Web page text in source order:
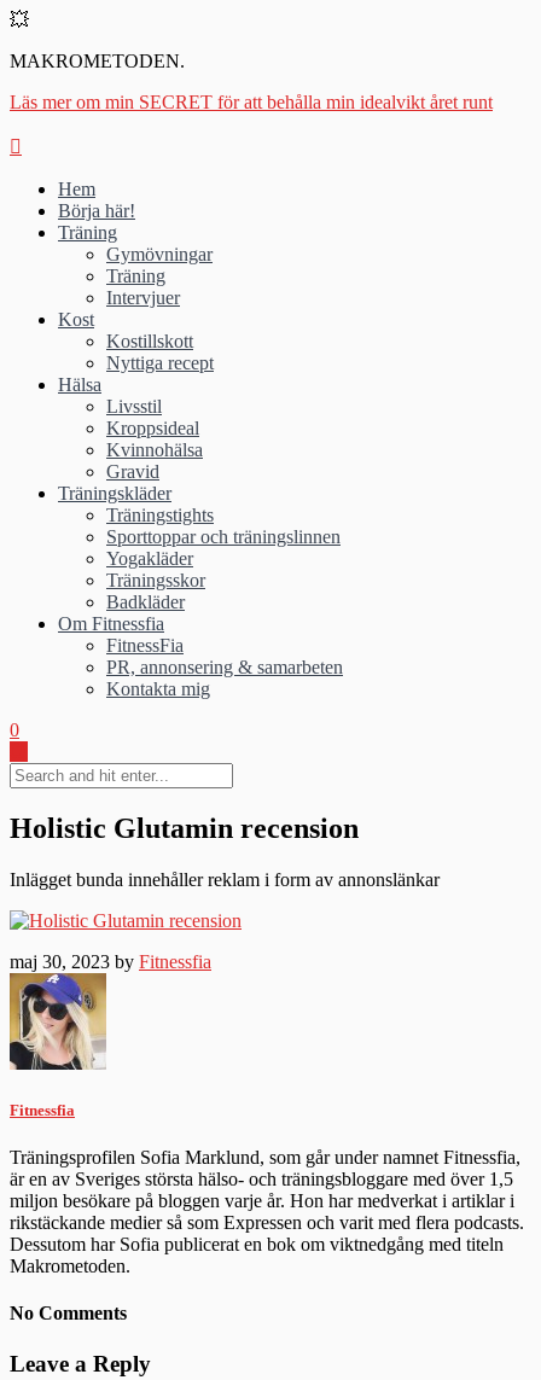
💥
MAKROMETODEN.
Läs mer om min SECRET för att behålla min idealvikt året runt
Hem
Börja här!
Träning
Gymövningar
Träning
Intervjuer
Kost
Kostillskott
Nyttiga recept
Hälsa
Livsstil
Kroppsideal
Kvinnohälsa
Gravid
Träningskläder
Träningstights
Sporttoppar och träningslinnen
Yogakläder
Träningsskor
Badkläder
Om Fitnessfia
FitnessFia
PR, annonsering & samarbeten
Kontakta mig
0
Holistic Glutamin recension
Inlägget bunda innehåller reklam i form av annonslänkar
maj 30, 2023 by Fitnessfia
Fitnessfia
Träningsprofilen Sofia Marklund, som går under namnet Fitnessfia,
är en av Sveriges största hälso- och träningsbloggare med över 1,5
miljon besökare på bloggen varje år. Hon har medverkat i artiklar i
rikstäckande medier så som Expressen och varit med flera podcasts.
Dessutom har Sofia publicerat en bok om viktnedgång med titeln
Makrometoden.
No Comments
Leave a Reply